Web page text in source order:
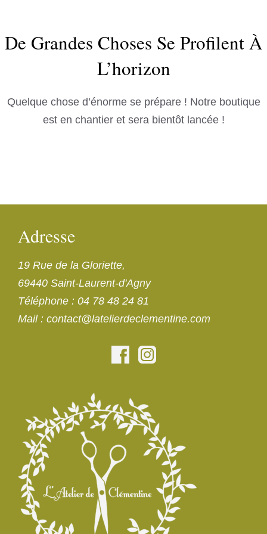
De Grandes Choses Se Profilent À
L’horizon
Quelque chose d’énorme se prépare ! Notre boutique
est en chantier et sera bientôt lancée !
Adresse
19 Rue de la Gloriette,
69440 Saint-Laurent-d'Agny
Téléphone : 04 78 48 24 81
Mail: contact@latelierdeclementine.com